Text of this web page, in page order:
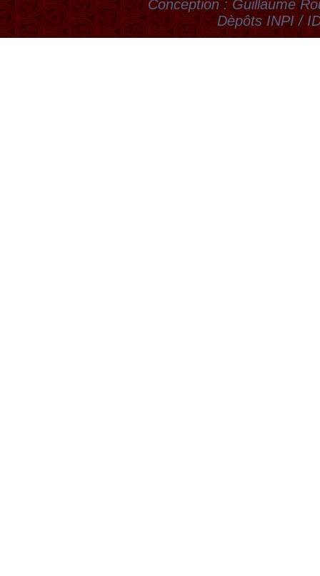
Conception : Guillaume
Dèpôts INPI /